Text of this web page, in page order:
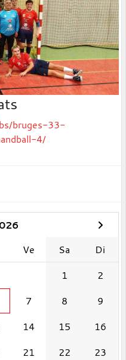
bruges-33-
4/
Ve Sa
Di
1
2
7 8
9
14 15
16
21 22
23